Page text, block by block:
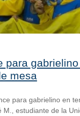
para
mesa
para gabrielino en
M., estudiante de la